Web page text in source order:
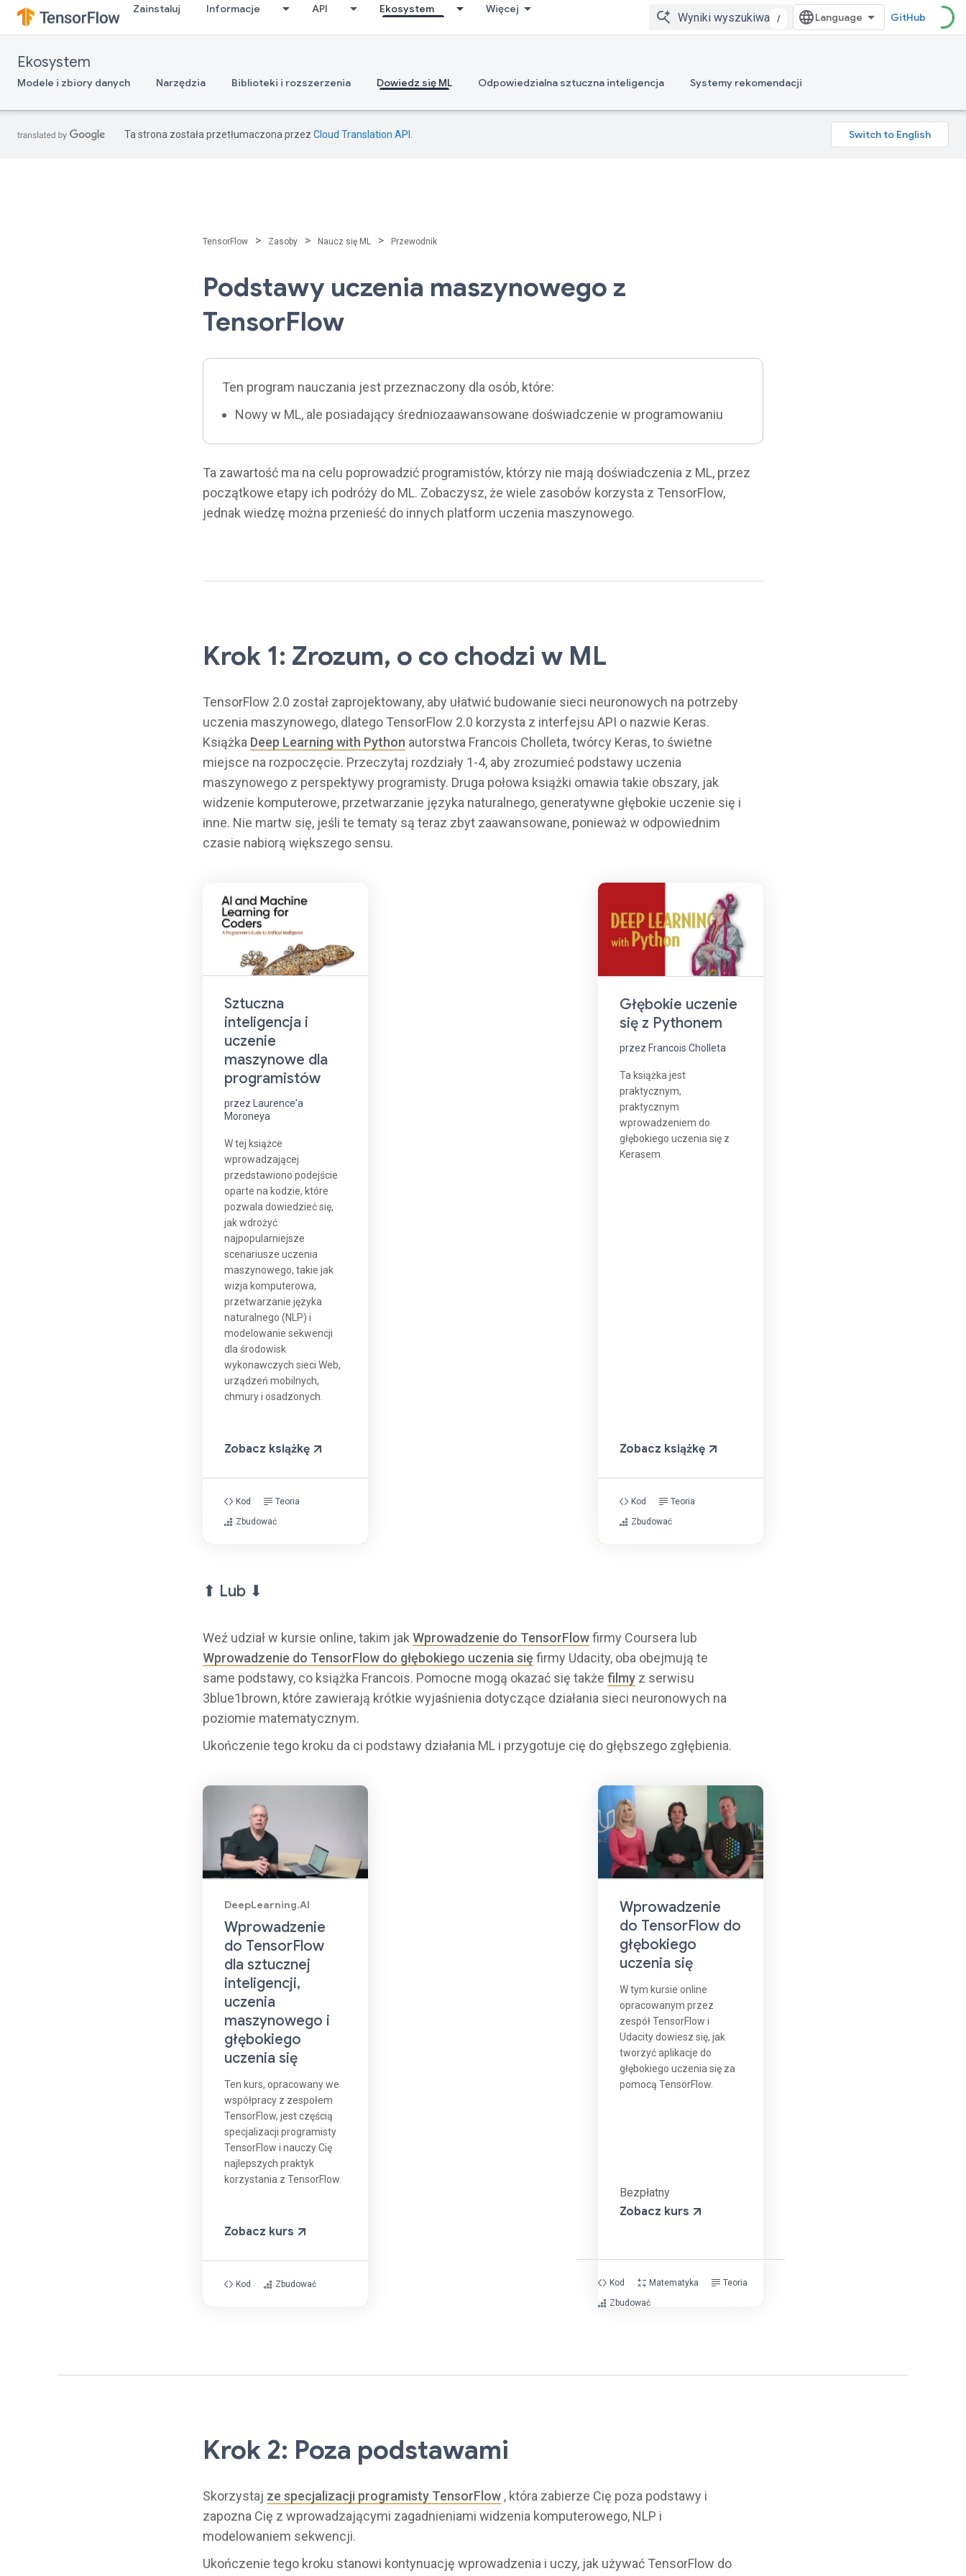
Zainstaluj Informacje API Ekosystem Więcej
/ GitHub
Ekosystem
Modele i zbiory danych Narzędzia Biblioteki i rozszerzenia Dowiedz się ML Odpowiedzialna sztuczna inteligencja Systemy rekomendacji
Ta strona została przetłumaczona przez Cloud Translation API
TensorFlow > Zasoby > Naucz się ML > Przewodnik
Podstawy uczenia maszynowego z
TensorFlow
Ten program nauczania jest przeznaczony dla osób, które:
Nowy w ML, ale posiadający średniozaawansowane doświadczenie w programowaniu
Ta zawartość ma na celu poprowadzić programistów, którzy nie mają doświadczenia z ML, przez
początkowe etapy ich podróży do ML. Zobaczysz, że wiele zasobów korzysta z TensorFlow,
jednak wiedzę można przenieść do innych platform uczenia maszynowego.
Krok 1: Zrozum, o co chodzi w ML
TensorFlow 2.0 został zaprojektowany, aby ułatwić budowanie sieci neuronowych na potrzeby
uczenia maszynowego, dlatego TensorFlow 2.0 korzysta z interfejsu API o nazwie Keras.
Książka Deep Learning with Python autorstwa Francois Cholleta, twórcy Keras, to świetne
miejsce na rozpoczęcie. Przeczytaj rozdziały 1-4, aby zrozumieć podstawy uczenia
maszynowego z perspektywy programisty. Druga połowa książki omawia takie obszary, jak
widzenie komputerowe, przetwarzanie języka naturalnego, generatywne głębokie uczenie się i
inne. Nie martw się, jeśli te tematy są teraz zbyt zaawansowane, ponieważ w odpowiednim
czasie nabiorą większego sensu.
Sztuczna
inteligencja i
uczenie
maszynowe dla
programistów
przez Laurence'a
Moroneya
W tej książce
wprowadzającej
przedstawiono podejście
oparte na kodzie, które
pozwala dowiedzieć się,
jak wdrożyć
najpopularniejsze
scenariusze uczenia
maszynowego, takie jak
wizja komputerowa,
przetwarzanie języka
naturalnego (NLP) i
modelowanie sekwencji
dla środowisk
wykonawczych sieci Web,
urządzeń mobilnych,
chmury i osadzonych.
Zobacz książkę
Kod
Teoria
Zbudować
Głębokie uczenie
się z Pythonem
przez Francois Cholleta
Ta książka jest
praktycznym,
praktycznym
wprowadzeniem do
głębokiego uczenia się z
Kerasem.
Zobacz książkę
Kod
Teoria
Zbudować
⬆ Lub ⬇
Weź udział w kursie online, takim jakWprowadzenie do TensorFlowfirmy Coursera lub
Wprowadzenie do TensorFlow do głębokiego uczenia się firmy Udacity, oba obejmują te
same podstawy, co książka Francois. Pomocne mogą okazać się także filmy z serwisu
3blue1brown, które zawierają krótkie wyjaśnienia dotyczące działania sieci neuronowych na
poziomie matematycznym.
Ukończenie tego kroku da ci podstawy działania ML i przygotuje cię do głębszego zgłębienia.
DeepLearning.AI
Wprowadzenie
do TensorFlow
dla sztucznej
inteligencji,
uczenia
maszynowego i
głębokiego
uczenia się
Ten kurs, opracowany we
współpracy z zespołem
TensorFlow, jest częścią
specjalizacji programisty
TensorFlow i nauczy Cię
najlepszych praktyk
korzystania z TensorFlow.
Zobacz kurs
Kod Zbudować
Wprowadzenie
do TensorFlow do
głębokiego
uczenia się
W tym kursie online
opracowanym przez
zespół TensorFlow i
Udacity dowiesz się, jak
tworzyć aplikacje do
głębokiego uczenia się za
pomocą TensorFlow.
Bezpłatny
Zobacz kurs
Kod Matematyka
Teoria
Zbudować
Krok 2: Poza podstawami
Skorzystaj ze specjalizacji programisty TensorFlow , która zabierze Cię poza podstawy i
zapozna Cię z wprowadzającymi zagadnieniami widzenia komputerowego, NLP i
modelowaniem sekwencji.
Ukończenie tego kroku stanowi kontynuację wprowadzenia i uczy, jak używać TensorFlow do